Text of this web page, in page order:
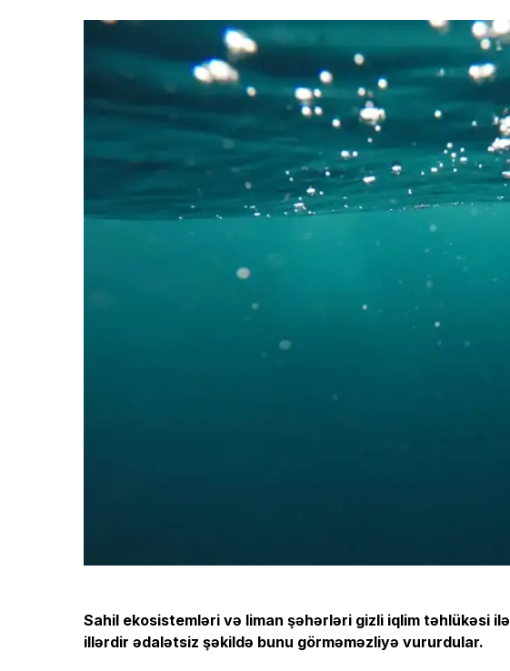
Sahil ekosistemləri və liman şəhərləri gizli iqlim təhlükəsi ilə
illərdir ədalətsiz şəkildə bunu görməməzliyə vururdular.